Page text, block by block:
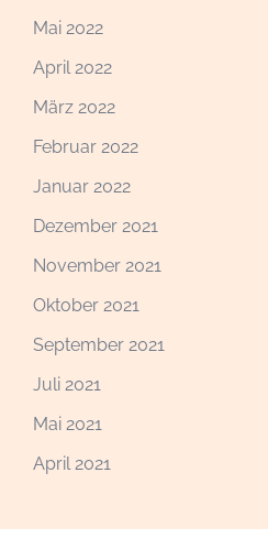
Mai 2022
April 2022
März 2022
Februar 2022
Januar 2022
Dezember 2021
November 2021
Oktober 2021
September 2021
Juli 2021
Mai 2021
April 2021